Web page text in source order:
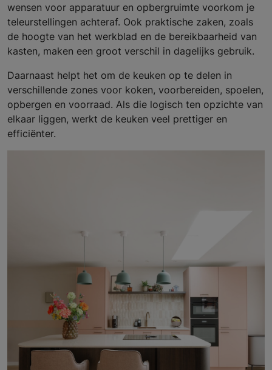
wensen voor apparatuur en opbergruimte voorkom je
teleurstellingen achteraf. Ook praktische zaken, zoals
de hoogte van het werkblad en de bereikbaarheid van
kasten, maken een groot verschil in dagelijks gebruik.
Daarnaast helpt het om de keuken op te delen in
verschillende zones voor koken, voorbereiden, spoelen,
opbergen en voorraad. Als die logisch ten opzichte van
elkaar liggen, werkt de keuken veel prettiger en
efficiënter.